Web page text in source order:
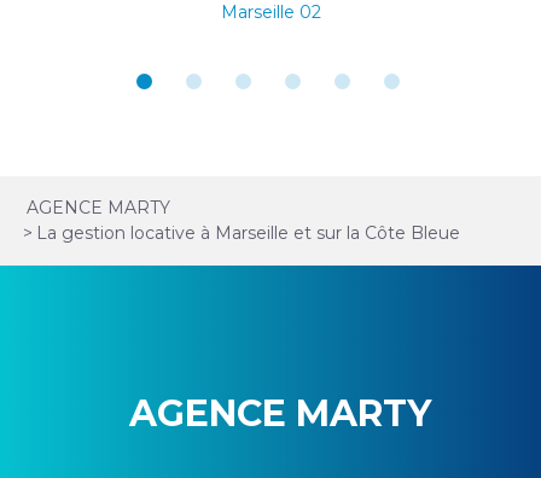
Marseille 02
AGENCE MARTY
> La gestion locative à Marseille et sur la Côte Bleue
AGENCE MARTY